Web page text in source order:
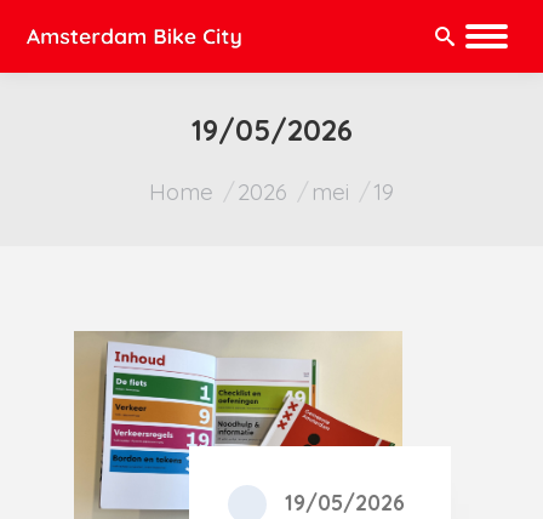
Zoeken:
19/05/2026
Home 2026 mei 19
19/05/2026